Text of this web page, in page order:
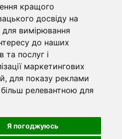
кращого
досвіду на
для вимірювання
до наших
та послуг і
маркетингових
, для показу реклами
релевантною для
Я погоджуюсь
U19